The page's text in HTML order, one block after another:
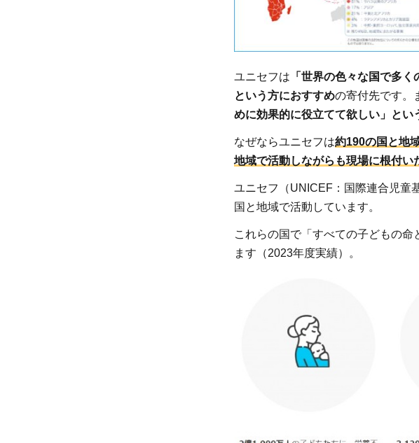
3】
活動
の歴
史が
ある
2
セフ
って
どん
な活
ユニセフは 「世界の色々な国で多
という方におすすめの寄付先です。
めに効果的に役立てて欲しい」とい
なぜならユニセフは約190の国と地
地域で活動しながらも現場に根付い
ユニセフ（UNICEF：国際連合児童
国と地域で活動しています。
これらの国で「すべての子どもの
ます（2023年度実績）。